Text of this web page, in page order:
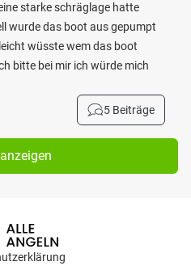
starke schräglage hatte
wurde das boot aus gepumpt
wüsste wem das boot
bitte bei mir ich würde mich
5 Beiträge